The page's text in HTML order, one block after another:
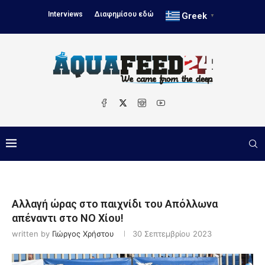
Interviews Διαφημίσου εδώ Greek ▼
Αλλαγή ώρας στο παιχνίδι του Απόλλωνα
απέναντι στο ΝΟ Χίου!
written by Γιώργος Χρήστου 30 Σεπτεμβρίου 2023